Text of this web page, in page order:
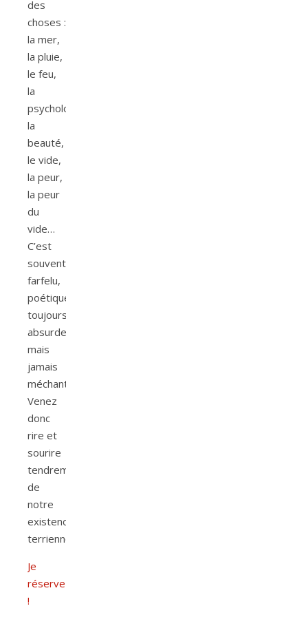
des
choses :
la mer,
la pluie,
le feu,
la
psychologie,
la
beauté,
le vide,
la peur,
la peur
du
vide…
C’est
souvent
farfelu,
poétique,
toujours
absurde
mais
jamais
méchant.
Venez
donc
rire et
sourire
tendrement
de
notre
existence
terrienne.
Je
réserve
!